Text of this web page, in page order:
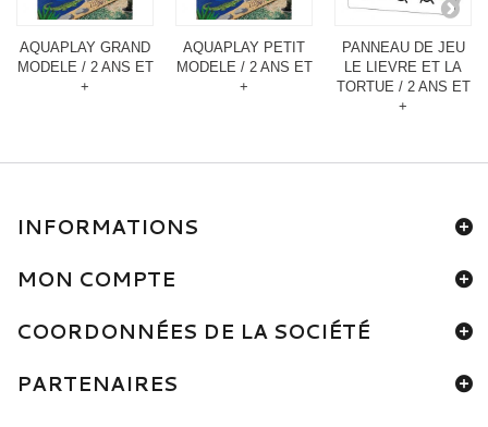
AQUAPLAY GRAND
MODELE / 2 ANS ET
+
AQUAPLAY PETIT
MODELE / 2 ANS ET
+
PANNEAU DE JEU
LE LIEVRE ET LA
TORTUE / 2 ANS ET
+
INFORMATIONS
MON COMPTE
COORDONNÉES DE LA SOCIÉTÉ
PARTENAIRES